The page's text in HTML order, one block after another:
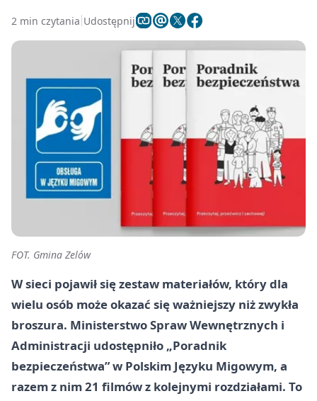
2 min czytania Udostępnij
FOT. Gmina Zelów
W sieci pojawił się zestaw materiałów, który dla
wielu osób może okazać się ważniejszy niż zwykła
broszura. Ministerstwo Spraw Wewnętrznych i
Administracji udostępniło „Poradnik
bezpieczeństwa” w Polskim Języku Migowym, a
razem z nim 21 filmów z kolejnymi rozdziałami. To